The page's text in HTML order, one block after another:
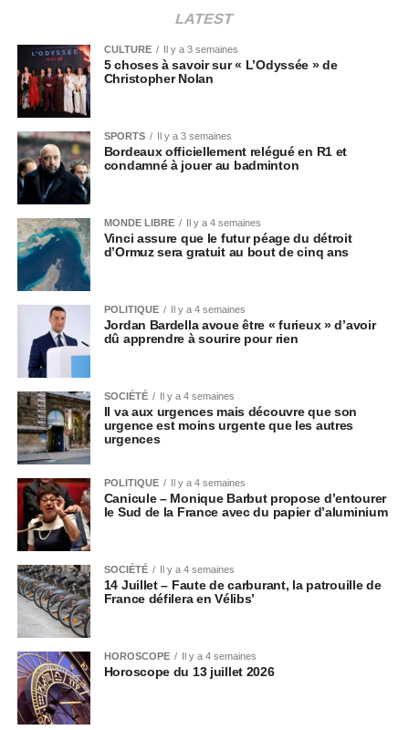
LATEST
CULTURE Il y a 3 semaines
5 choses à savoir sur « L’Odyssée » de
Christopher Nolan
SPORTS Il y a 3 semaines
Bordeaux officiellement relégué en R1 et
condamné à jouer au badminton
MONDE LIBRE Il y a 4 semaines
Vinci assure que le futur péage du détroit
d’Ormuz sera gratuit au bout de cinq ans
POLITIQUE Il y a 4 semaines
Jordan Bardella avoue être « furieux » d’avoir
dû apprendre à sourire pour rien
SOCIÉTÉ Il y a 4 semaines
Il va aux urgences mais découvre que son
urgence est moins urgente que les autres
urgences
POLITIQUE Il y a 4 semaines
Canicule – Monique Barbut propose d’entourer
le Sud de la France avec du papier d’aluminium
SOCIÉTÉ Il y a 4 semaines
14 Juillet – Faute de carburant, la patrouille de
France défilera en Vélibs’
HOROSCOPE Il y a 4 semaines
Horoscope du 13 juillet 2026